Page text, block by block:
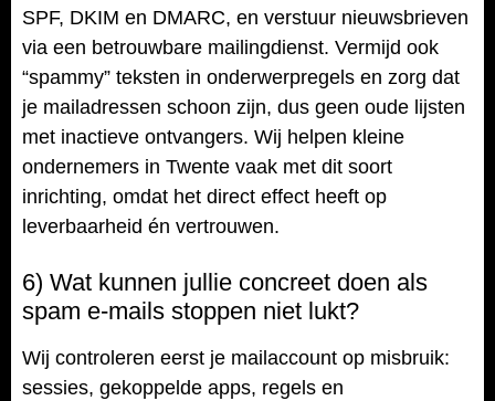
SPF, DKIM en DMARC, en verstuur nieuwsbrieven
via een betrouwbare mailingdienst. Vermijd ook
“spammy” teksten in onderwerpregels en zorg dat
je mailadressen schoon zijn, dus geen oude lijsten
met inactieve ontvangers. Wij helpen kleine
ondernemers in Twente vaak met dit soort
inrichting, omdat het direct effect heeft op
leverbaarheid én vertrouwen.
6) Wat kunnen jullie concreet doen als
spam e-mails stoppen niet lukt?
Wij controleren eerst je mailaccount op misbruik:
sessies, gekoppelde apps, regels en